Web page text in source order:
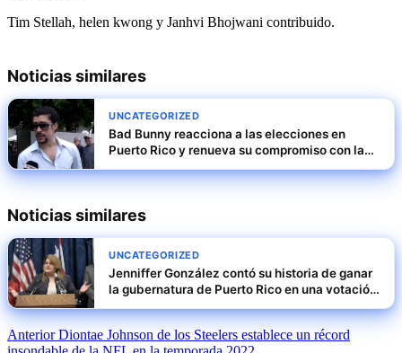
Tim Stellah, helen kwong y Janhvi Bhojwani contribuido.
Noticias similares
UNCATEGORIZED
Bad Bunny reacciona a las elecciones en
Puerto Rico y renueva su compromiso con la
isla
Noticias similares
UNCATEGORIZED
Jenniffer González contó su historia de ganar
la gubernatura de Puerto Rico en una votación
marcada por resultados sin precedentes
Navegación
AnteriorDiontae Johnson de los Steelers establece un récord